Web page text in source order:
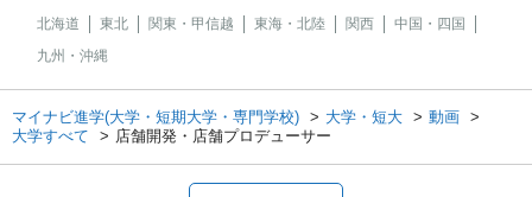
北海道 東北 関東・甲信越 東海・北陸 関西
中国・四国
九州・沖縄
マイナビ進学(大学・短期大学・専門学校) 大学・短大
動画
大学すべて
店舗開発・店舗プロデューサー